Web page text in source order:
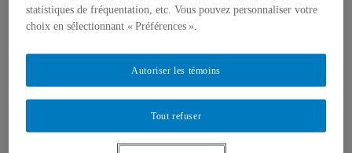
Événements à venir
Archives et bilans
Colloque international CRISES
Perspectives et dialogue
Vidéos et baladodiffusions
statistiques de fréquentation, etc. Vous pouvez personnaliser votre
choix en sélectionnant « Préférences ».
Tout refuser
Autoriser les témoins